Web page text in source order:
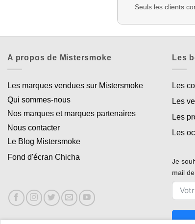
Seuls les clients
A propos de Mistersmoke
Les marques vendues sur Mistersmoke
Qui sommes-nous
Nos marques et marques partenaires
Nous contacter
Le Blog Mistersmoke
Fond d'écran Chicha
Les
Les
Les
Les
Les
Je
mail